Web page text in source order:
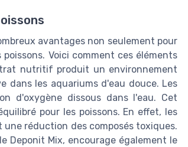
avantages non seulement pour
Voici comment ces éléments
nutritif produit un environnement
dans les aquariums d'eau douce. Les
d'oxygène dissous dans l'eau. Cet
pour les poissons. En effet, les
réduction des composés toxiques.
Deponit Mix, encourage également le